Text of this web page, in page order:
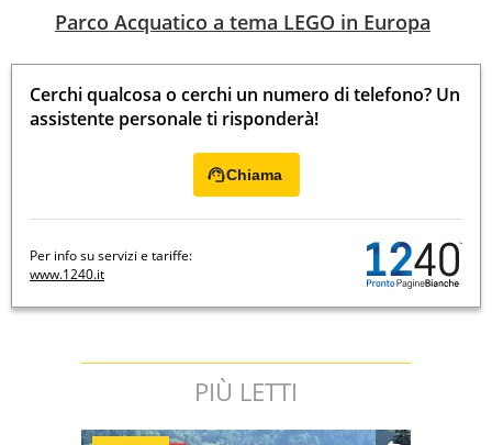
Parco Acquatico a tema LEGO in Europa
Cerchi qualcosa o cerchi un numero di telefono? Un
assistente personale ti risponderà!
Chiama
Per info su servizi e tariffe:
www.1240.it
PIÙ LETTI